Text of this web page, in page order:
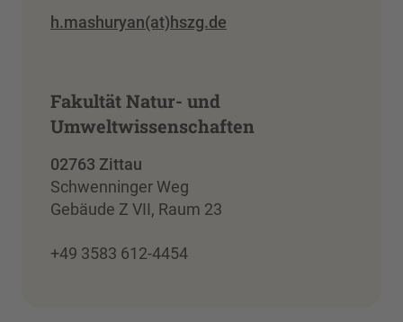
h.mashuryan(at)hszg.de
Fakultät Natur- und
Umweltwissenschaften
02763 Zittau
Schwenninger Weg
Gebäude Z VII, Raum 23
+49 3583 612-4454